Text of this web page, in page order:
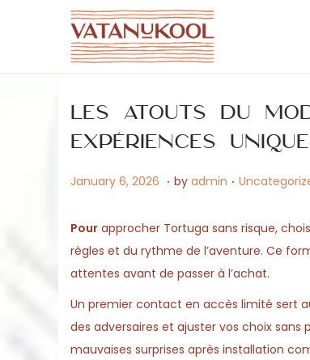
S
p
t
n
v
i
g
S
p
t
c
n
t
e
Les atouts du
expériences
P
s
t
e
January 6, 2026 A
r
i
l
. by admin . P
s
t
e
Pour approcher Tortuga sans risque,
règles et du rythme de l’aventure. Ce
attentes avant de passer à l’achat.
Un premier contact en accès limité sert
des adversaires et ajuster vos choix
mauvaises surprises après installation